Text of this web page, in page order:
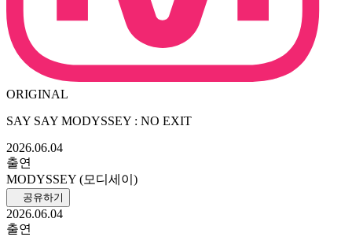
ORIGINAL
SAY SAY MODYSSEY : NO EXIT
2026.06.04
출연
MODYSSEY (모디세이)
공유하기
2026.06.04
출연